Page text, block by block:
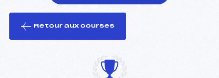
le ski
Retour aux courses